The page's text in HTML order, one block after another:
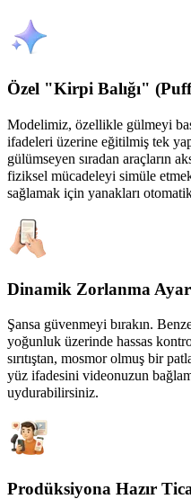
Özel "Kirpi Balığı"
Modelimiz, özellikle gülmeyi
ifadeleri üzerine eğitilmiş tek
gülümseyen sıradan araçların
fiziksel mücadeleyi simüle
sağlamak için yanakları
Dinamik Zorlanma
Şansa güvenmeyi bırakın.
yoğunluk üzerinde hassas
sırıtıştan, mosmor olmuş bir
yüz ifadesini videonuzun
uydurabilirsiniz.
Prodüksiyona Hazır